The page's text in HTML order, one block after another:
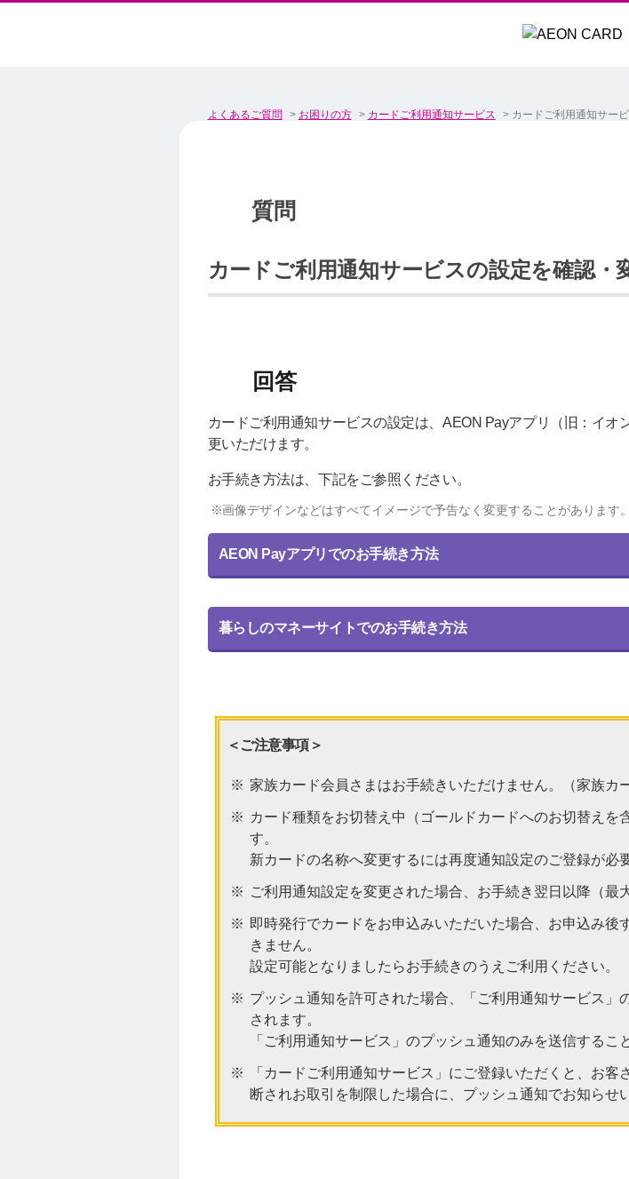
よくあるご質問 > お困りの方 > カードご利用通知サービス > カードご利用通知サー
カードご利用通知サービスの設定を確認・
カードご利用通知サービスの設定は、AEON Payアプリ（旧：イ
更いただけます。
お手続き方法は、下記をご参照ください。
画像デザインなどはすべてイメージで予告なく変更することがあります
AEON Payアプリでのお手続き方法
暮らしのマネーサイトでのお手続き方法
＜ご注意事項＞
家族カード会員さまはお手続きいただけません。（家族カ
カード種類をお切替え中（ゴールドカードへのお切替えを
す。
新カードの名称へ変更するには再度通知設定のご登録が必
ご利用通知設定を変更された場合、お手続き翌日以降（最
即時発行でカードをお申込みいただいた場合、お申込み
きません。
設定可能となりましたらお手続きのうえご利用ください。
プッシュ通知を許可された場合、「ご利用通知サービス
されます。
「ご利用通知サービス」のプッシュ通知のみを送信するこ
「カードご利用通知サービス」にご登録いただくと、お
断されお取引を制限した場合に、プッシュ通知でお知ら